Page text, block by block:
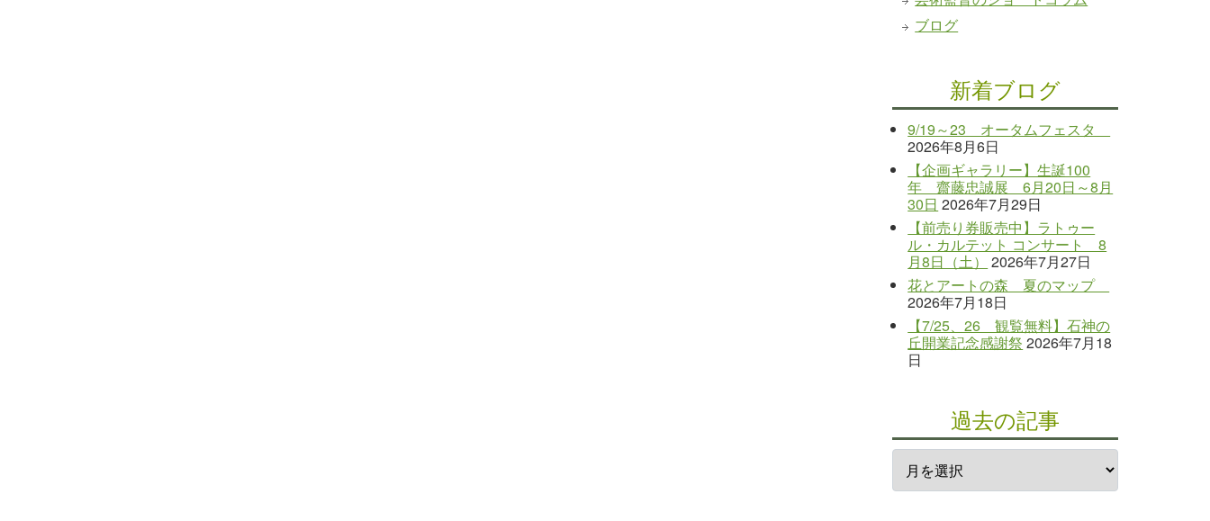
ブログ
新着ブログ
9/19～23 オータムフェスタ
2026年8月6日
【企画ギャラリー】生誕100
年 齋藤忠誠展 6月20日～8月
30日 2026年7月29日
【前売り券販売中】ラトゥー
ル・カルテット コンサート 8
月8日（土）
2026年7月27日
花とアートの森 夏のマップ
2026年7月18日
【7/25、26 観覧無料】石神の
丘開業記念感謝祭 2026年7月18
日
過去の記事